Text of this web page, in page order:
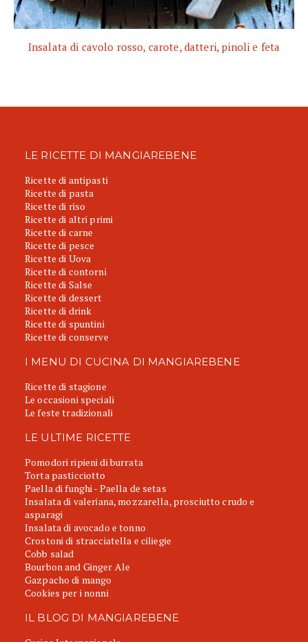
Insalata di cavolo rosso, carote, datteri, pinoli e feta
LE RICETTE DI MANGIAREBENE
Ricette di antipasti
Ricette di pasta
Ricette di riso
Ricette di altri primi
Ricette di carne
Ricette di pesce
Ricette di Uova
Ricette di contorni
Ricette di Salse
Ricette di dessert
Ricette di drink
Ricette di spuntini
Ricette di conserve
I MENU DI CUCINA DI MANGIAREBENE
Ricette di stagione
Le occasioni speciali
Le feste tradizionali
LE ULTIME RICETTE
Pomodori ripieni di burrata
Torta pasticciotto
Paella di funghi - Paella de setas
Insalata di valeriana, mozzarella, prosciutto crudo e
asparagi
Insalata di avocado e tonno
Crostoni di stracciatella e ciliegie
Cobb salad
Bourbon and Ginger Ale
Gazpacho di mango
Cookies per i nonni
IL BLOG DI MANGIAREBENE